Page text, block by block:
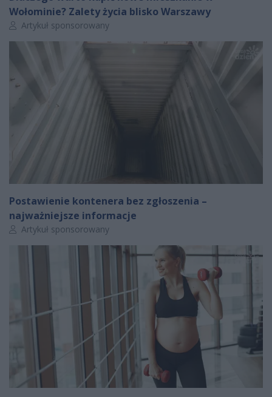
Wołominie? Zalety życia blisko Warszawy
Autor artykułu:
Artykuł sponsorowany
Postawienie kontenera bez zgłoszenia –
najważniejsze informacje
Autor artykułu:
Artykuł sponsorowany